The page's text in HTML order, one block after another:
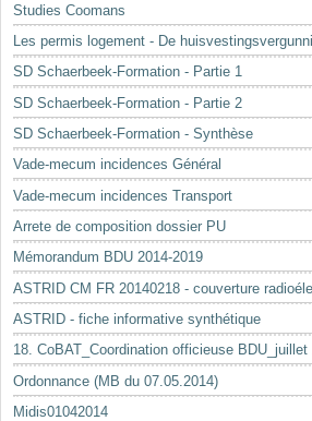
Studies Coomans
Les permis logement - De
SD Schaerbeek-Formation - Partie 1
SD Schaerbeek-Formation - Partie 2
SD Schaerbeek-Formation - Synthèse
Vade-mecum incidences Général
Vade-mecum incidences Transport
Arrete de composition dossier PU
Mémorandum BDU 2014-2019
ASTRID CM FR 20140218 - couverture
ASTRID - fiche informative synthétique
18. CoBAT_Coordination officieuse BDU_juillet
Ordonnance (MB du 07.05.2014)
Midis01042014